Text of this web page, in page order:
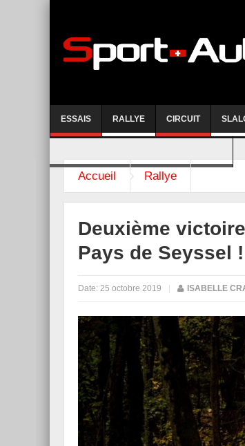
ESSAIS RALLYE CIRCUIT
Accueil Rallye
Deuxième
Pays de Seyssel !
Date: 25 octobre 2019 ISABELLE